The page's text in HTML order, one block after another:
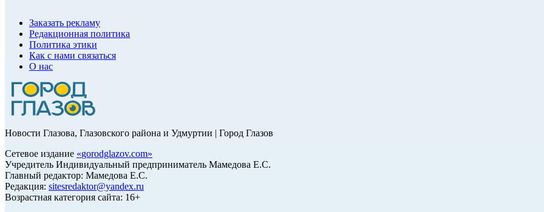
Заказать рекламу
Редакционная политика
Политика этики
Как с нами связаться
О нас
Новости Глазова, Глазовского района и Удмуртии | Город Глазов
Сетевое издание «gorodglazov.com»
Учредитель Индивидуальный предприниматель Мамедова Е.С.
Главный редактор: Мамедова Е.С.
Редакция: sitesredaktor@yandex.ru
Возрастная категория сайта: 16+